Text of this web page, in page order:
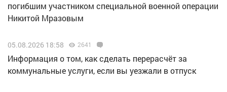
погибшим участником специальной военной операции
Никитой Мразовым
05.08.2026 18:58 2641
Информация о том, как сделать перерасчёт за
коммунальные услуги, если вы уезжали в отпуск